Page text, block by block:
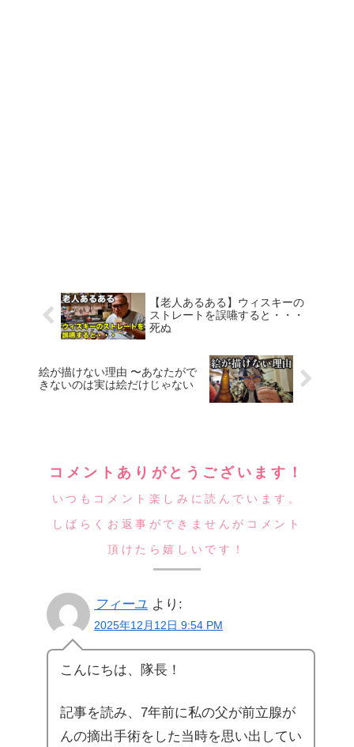
【老人あるある】ウィスキーの
ストレートを誤嚥すると・・・
死ぬ
絵が描けない理由 〜あなたがで
きないのは実は絵だけじゃない
コメントありがとうございます！
いつもコメント楽しみに読んでいます。
しばらくお返事ができませんがコメント
頂けたら嬉しいです！
フィーユ より:
2025年12月12日 9:54 PM
こんにちは、隊長！
記事を読み、7年前に私の父が前立腺が
んの摘出手術をした当時を思い出してい